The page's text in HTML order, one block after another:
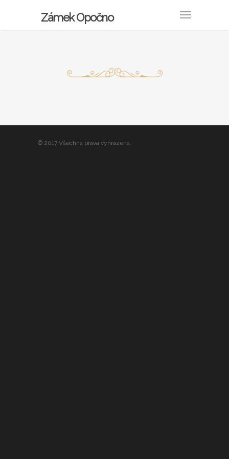
Zámek Opočno
© 2017 Všechna práva vyhrazena.